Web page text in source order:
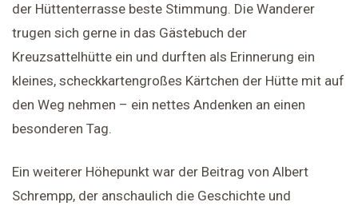
der Hüttenterrasse beste Stimmung. Die Wanderer
trugen sich gerne in das Gästebuch der
Kreuzsattelhütte ein und durften als Erinnerung ein
kleines, scheckkartengroßes Kärtchen der Hütte mit auf
den Weg nehmen – ein nettes Andenken an einen
besonderen Tag.
Ein weiterer Höhepunkt war der Beitrag von Albert
Schrempp, der anschaulich die Geschichte und